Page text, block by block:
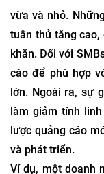
vừa và nhỏ.
tuân thủ tăng
khăn. Đối với
cáo để phù hợp
lớn. Ngoài ra, sự
làm giảm tính
lược quảng cáo
và phát triển.
Ví dụ, một doanh